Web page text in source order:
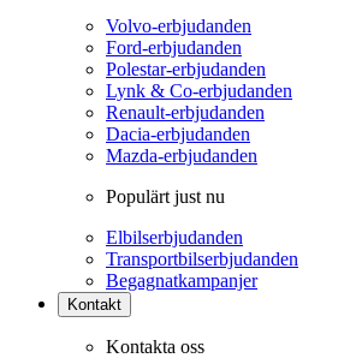
Volvo-erbjudanden
Ford-erbjudanden
Polestar-erbjudanden
Lynk & Co-erbjudanden
Renault-erbjudanden
Dacia-erbjudanden
Mazda-erbjudanden
Populärt just nu
Elbilserbjudanden
Transportbilserbjudanden
Begagnatkampanjer
Kontakt
Kontakta oss